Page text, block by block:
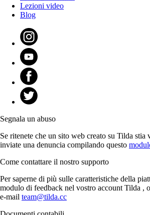
Lezioni video
Blog
Segnala un abuso
Se ritenete che un sito web creato su Tilda
inviate una denuncia compilando questo
Come contattare il nostro supporto
Per saperne di più sulle caratteristiche della
modulo di feedback nel vostro account Tilda ,
e-mail team@tilda.cc